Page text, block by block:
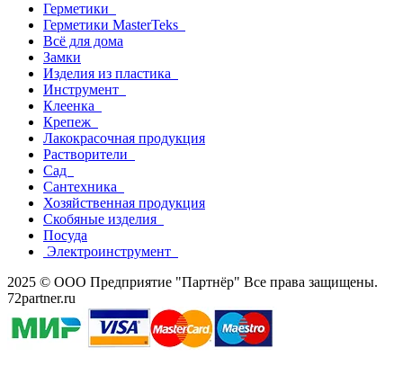
Герметики
Герметики MasterTeks
Всё для дома
Замки
Изделия из пластика
Инструмент
Клеенка
Крепеж
Лакокрасочная продукция
Растворители
Сад
Сантехника
Хозяйственная продукция
Скобяные изделия
Посуда
Электроинструмент
2025 © ООО Предприятие "Партнёр" Все права защищены.
72partner.ru